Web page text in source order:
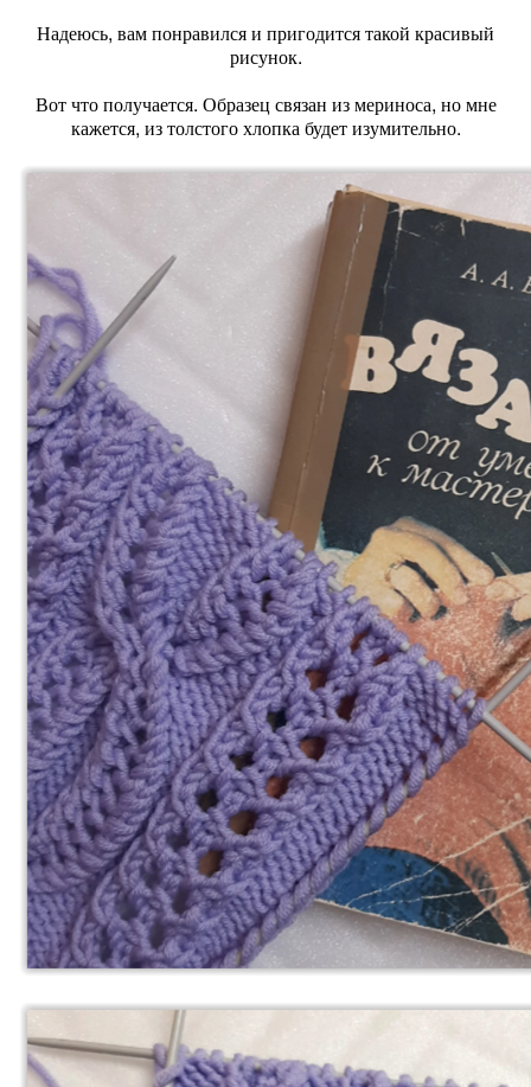
Надеюсь, вам понравился и пригодится такой красивый
рисунок.
Вот что получается. Образец связан из мериноса, но мне
кажется, из толстого хлопка будет изумительно.